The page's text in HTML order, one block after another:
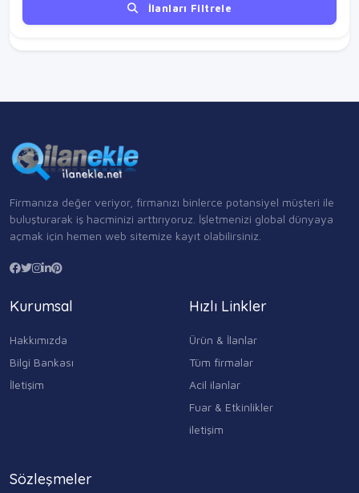
İlanları Filtrele
Firmanıza değer veriyor, firmanızı binlerce potansiyel müşteri ile
buluşturarak iş hacminizi arttırıyoruz. İşletmenizi global dünyaya
açmak için hemen web sitemize kayıt olabilirsiniz.
Kurumsal
Hakkımızda
Bilgi Bankası
İletişim
Hızlı Linkler
Ürün & İlanlar
Tüm firmalar
Acil ilanlar
Fuar & Etkinlikler
iletişim
Sözleşmeler